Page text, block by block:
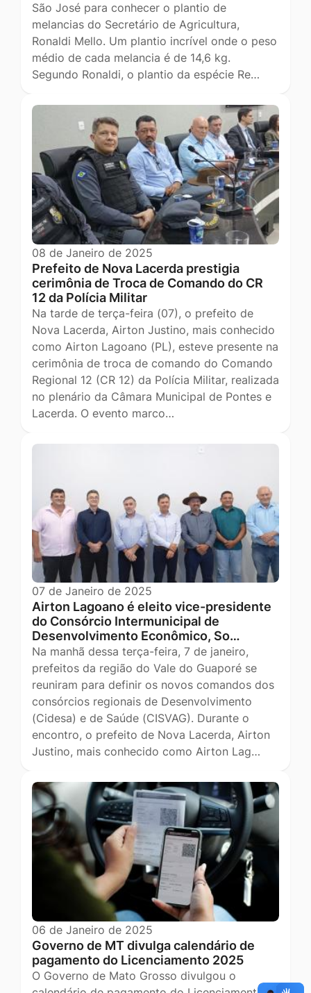
São José para conhecer o plantio de
melancias do Secretário de Agricultura,
Ronaldi Mello. Um plantio incrível onde o peso
médio de cada melancia é de 14,6 kg.
Segundo Ronaldi, o plantio da espécie Re…
08 de Janeiro de 2025
Prefeito de Nova Lacerda prestigia
cerimônia de Troca de Comando do CR
12 da Polícia Militar
Na tarde de terça-feira (07), o prefeito de
Nova Lacerda, Airton Justino, mais conhecido
como Airton Lagoano (PL), esteve presente na
cerimônia de troca de comando do Comando
Regional 12 (CR 12) da Polícia Militar, realizada
no plenário da Câmara Municipal de Pontes e
Lacerda. O evento marco…
07 de Janeiro de 2025
Airton Lagoano é eleito vice-presidente
do Consórcio Intermunicipal de
Desenvolvimento Econômico, So…
Na manhã dessa terça-feira, 7 de janeiro,
prefeitos da região do Vale do Guaporé se
reuniram para definir os novos comandos dos
consórcios regionais de Desenvolvimento
(Cidesa) e de Saúde (CISVAG). Durante o
encontro, o prefeito de Nova Lacerda, Airton
Justino, mais conhecido como Airton Lag…
06 de Janeiro de 2025
Governo de MT divulga calendário de
pagamento do Licenciamento 2025
O Governo de Mato Grosso divulgou o